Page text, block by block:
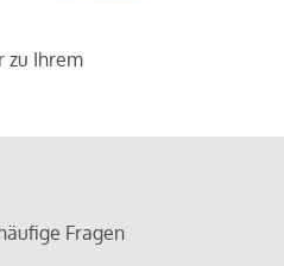
zu Ihrem
Fragen